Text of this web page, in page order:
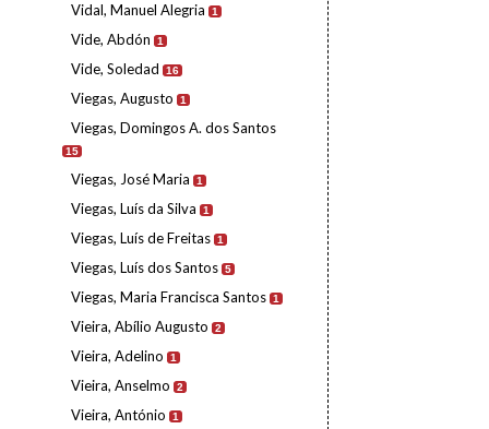
Vidal, Manuel Alegria 1
Vide, Abdón 1
Vide, Soledad 16
Viegas, Augusto 1
Viegas, Domingos A. dos Santos
15
Viegas, José Maria 1
Viegas, Luís da Silva 1
Viegas, Luís de Freitas 1
Viegas, Luís dos Santos 5
Viegas, Maria Francisca Santos 1
Vieira, Abílio Augusto 2
Vieira, Adelino 1
Vieira, Anselmo 2
Vieira, António 1